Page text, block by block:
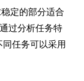
定的部分适合
过分析任务特
任务可以采用